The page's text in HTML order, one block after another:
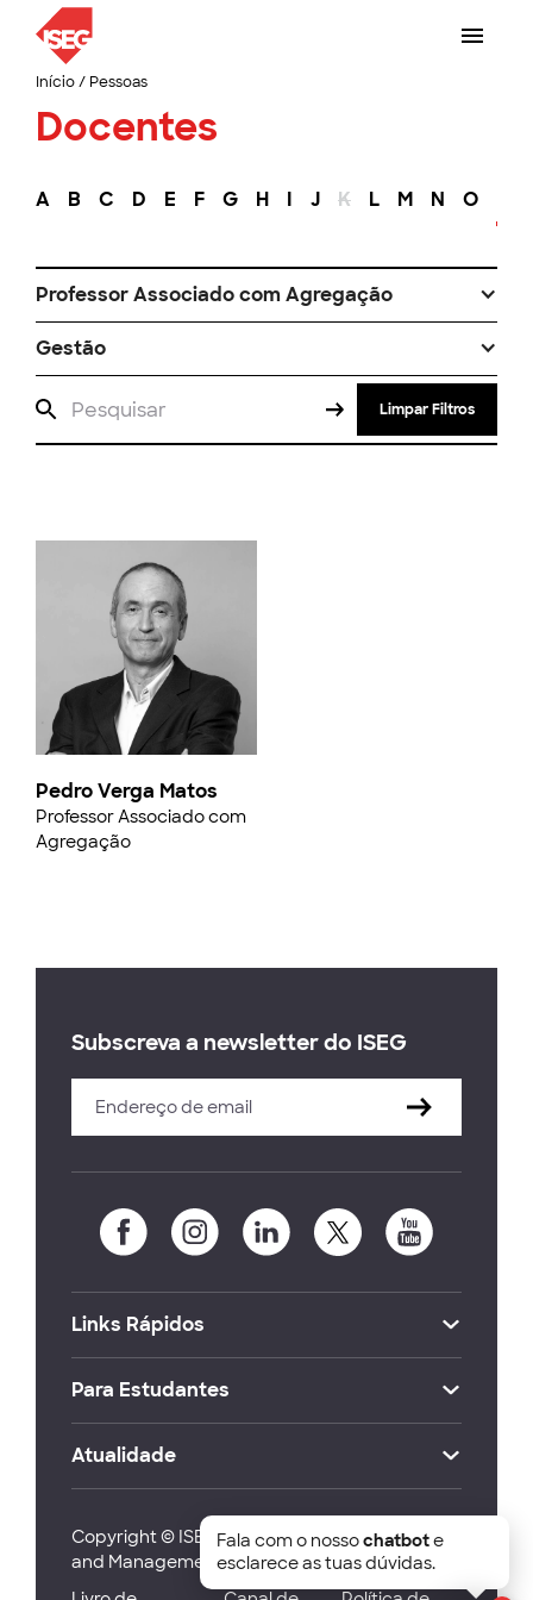
Início/ Pessoas
Docentes
A B C D E F G H I J K L M N O
Professor Associado com Agregação
Gestão
Limpar Filtros
Pedro Verga Matos
Professor Associado com
Agregação
Subscreva a newsletter do ISEG
Links Rápidos
Para Estudantes
Atualidade
Copyright © ISEG Lisbon School of Economics
and Management 2026
Fala com o nossochatbote
esclarece as tuas dúvidas.